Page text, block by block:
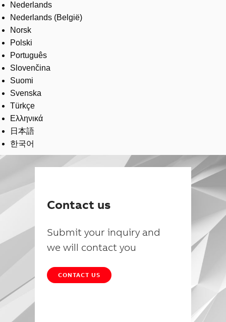
Nederlands
Nederlands (België)
Norsk
Polski
Português
Slovenčina
Suomi
Svenska
Türkçe
Ελληνικά
日本語
한국어
Contact us
Submit your inquiry and
we will contact you
CONTACT US